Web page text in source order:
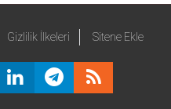
Gizlilik İlkeleri Sitene Ekle